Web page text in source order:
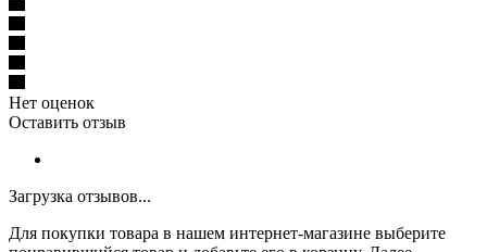
Нет оценок
Оставить отзыв
Загрузка отзывов...
Для покупки товара в нашем интернет-магазине выберите